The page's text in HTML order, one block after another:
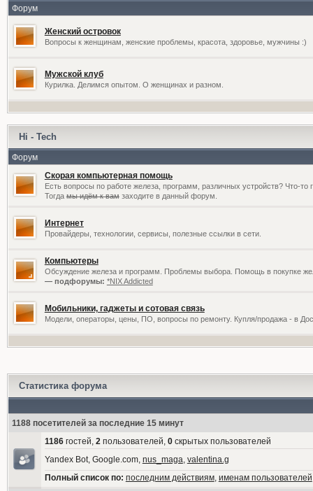
Форум
Женский островок
Вопросы к женщинам, женские проблемы, красота, здоровье, мужчины :)
Мужской клуб
Курилка. Делимся опытом. О женщинах и разном.
Hi - Tech
Форум
Скорая компьютерная помощь
Есть вопросы по работе железа, программ, различных устройств? Что-то
Тогдамы идём к вамзаходите в данный форум.
Интернет
Провайдеры, технологии, сервисы, полезные ссылки в сети.
Компьютеры
Обсуждение железа и программ. Проблемы выбора. Помощь в покупке
— подфорумы: *NIX Addicted
Мобильники, гаджеты и сотовая связь
Модели, операторы, цены, ПО, вопросы по ремонту. Купля/продажа - в
Статистика форума
1188 посетителей за последние 15 минут
1186гостей, 2пользователей, 0скрытых пользователей
Yandex Bot, Google.com, nus_maga, valentina.g
Полный список по: последним действиям, именам пользователей